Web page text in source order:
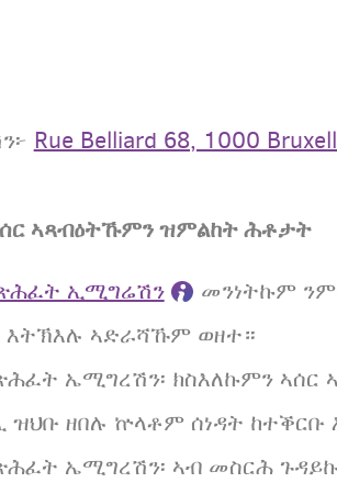
Rue Belliard 68, 1000
ኣጻብዕትኹምን ዝምልከት ሕቶታት
ኢሚግሬሽን
መንነትኩም
እትኽእሉ ኣድራሻኹም ወዘተ።
ኤሚግረሽን፡ ክስእለኩምን ኣሰር
ዝህቡ ዘበሉ ኵላቶም ሰነዳት ከተቕርቡ
ኤሚግረሽን፡ ኣብ መስርሕ